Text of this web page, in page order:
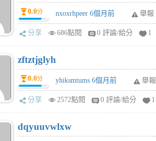
0.0分 nxoxrhpeer 6個月前 舉報
分享 686點閱 0 評論/給分 1
zftztjglyh
0.0分 yhiksmtums 6個月前 舉報
分享 2572點閱 0 評論/給分 1
dqyuuvwlxw